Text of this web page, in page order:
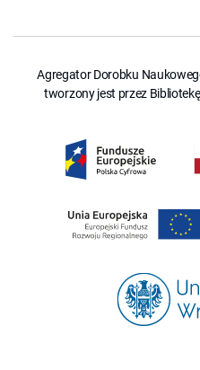
Agregator Dorobku
tworzony jest przez